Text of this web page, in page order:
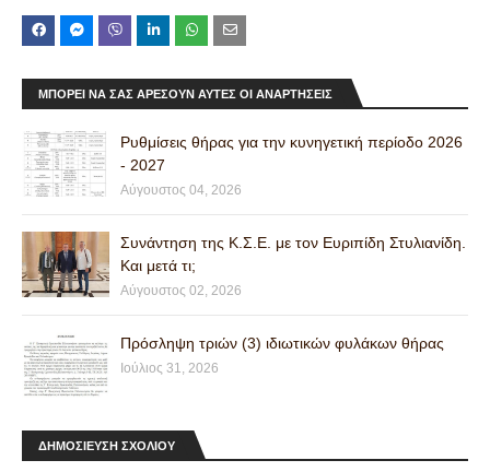
ΜΠΟΡΕΊ ΝΑ ΣΑΣ ΑΡΈΣΟΥΝ ΑΥΤΈΣ ΟΙ ΑΝΑΡΤΉΣΕΙΣ
Ρυθμίσεις θήρας για την κυνηγετική περίοδο 2026
- 2027
Αύγουστος 04, 2026
Συνάντηση της Κ.Σ.Ε. με τον Ευριπίδη Στυλιανίδη.
Και μετά τι;
Αύγουστος 02, 2026
Πρόσληψη τριών (3) ιδιωτικών φυλάκων θήρας
Ιούλιος 31, 2026
ΔΗΜΟΣΙΕΥΣΗ ΣΧΟΛΙΟΥ